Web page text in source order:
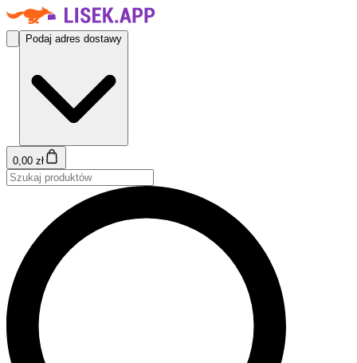
Podaj adres dostawy
0,00 zł